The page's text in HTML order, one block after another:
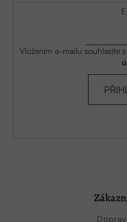
Vložením e-mailu souhlasíte s